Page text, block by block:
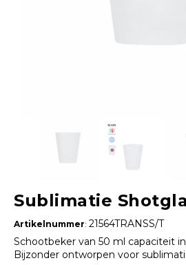
Sublimatie
Artikelnummer:21564TRANSS/T
Schootbeker van 50 ml capaciteit
Bijzonder ontworpen voor